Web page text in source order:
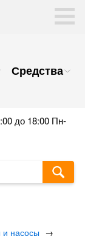
Средства
до 18:00 Пн-
насосы →